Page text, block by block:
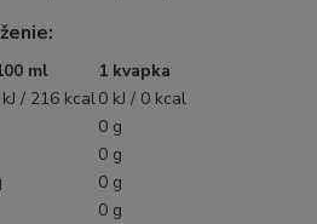
ml
1 kvapka
/ 216 kcal0 kJ / 0 kcal
0 g
0 g
0 g
0 g